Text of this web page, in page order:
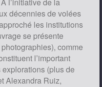
l’initiative de la
décennies de volées
les institutions
se présente
comme
l’important
(plus de
Alexandra Ruiz,